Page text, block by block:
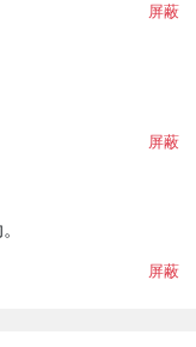
屏蔽
屏蔽
屏蔽